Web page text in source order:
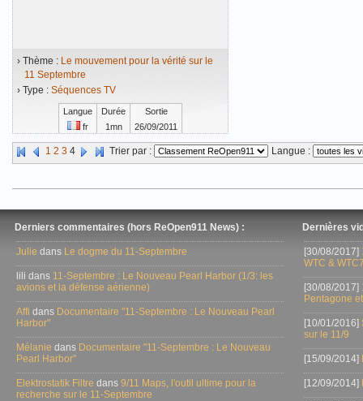
› Thème : Le mouvement pour la vérité sur le
11 Septembre
› Type : Séquences TV
Langue Durée
Sortie
fr
1mn 26/09/2011
Vidéo mise en ligne le 05/01/2012
1 2 3 4 Trier par : Langue :
Derniers commentaires (hors ReOpen911 News) :
Julie dans Le dogme du 11-Septembre
lili dans 11-Septembre : Le Nouveau Pearl Harbor (1/3: les
avions et la défense aérienne)
Affi dans Documentaire "11-Septembre : Le Nouveau Pearl
Harbor"
Mélanie dans Documentaire "11-Septembre : Le Nouveau
Pearl Harbor"
Elektrostatik Filtre dans 9/11 Maps, l'outil ultime pour la
recherche sur le 11-Septembre
Dernières
[30/08/2017]
WTC &
[30/08/2017]
Pentagone
[10/01/2016]
sur le 11/9
[15/09/2014]
[12/09/2014]